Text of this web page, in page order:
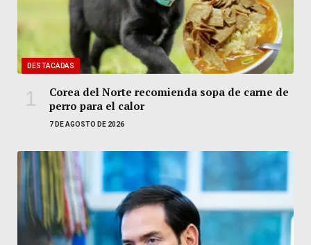
DESTACADAS
Corea del Norte recomienda sopa de carne de
perro para el calor
7 DE AGOSTO DE 2026